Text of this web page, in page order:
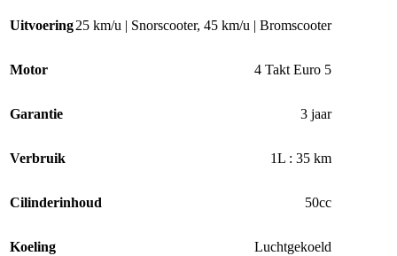
Uitvoering25 km/u | Snorscooter, 45 km/u | Bromscooter
Motor 4 Takt Euro 5
Garantie 3 jaar
Verbruik 1L : 35 km
Cilinderinhoud 50cc
Koeling Luchtgekoeld